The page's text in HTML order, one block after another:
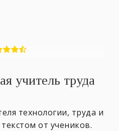
учитель труда
технологии, труда и
от учеников.